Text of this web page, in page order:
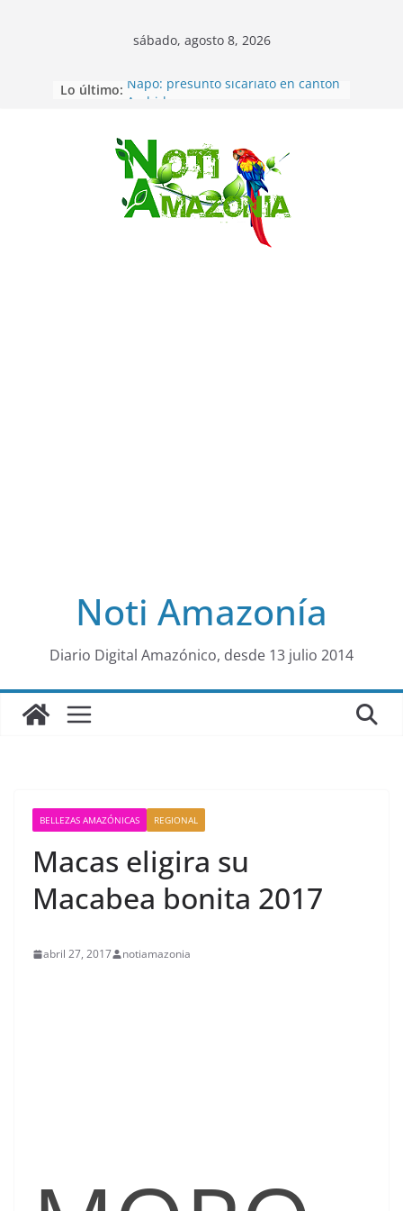
Saltar
al
sábado, agosto 8, 2026
Lo último: Napo: presunto sicariato en cantón
desaparecidos fueron encontrados
muertos en Puerto lopez
Sentencian a 34 años de prisión a
implicados en caso de Alison,
oriunda de Tena
Vozinha, el arquero sensación de
cabo Verde, ya llegó para
Noti Amazonía
Diario Digital Amazónico, desde 13 julio 2014
BELLEZAS AMAZÓNICAS REGIONAL
Macas eligira su
Macabea bonita 2017
abril 27, 2017 notiamazonia